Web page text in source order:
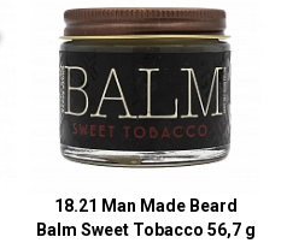
18.21 Man Made Beard
Balm Sweet Tobacco 56,7 g